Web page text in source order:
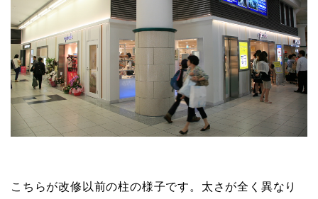
こちらが改修以前の柱の様子です。太さが全く異なり